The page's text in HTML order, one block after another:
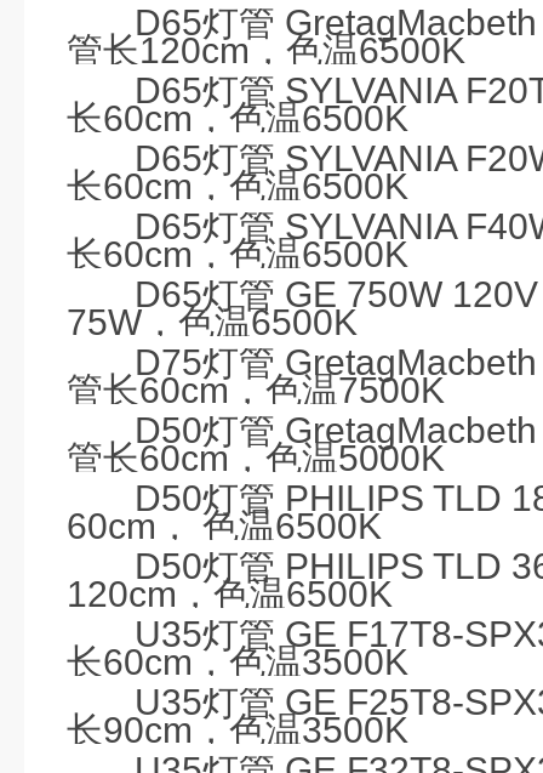
D65灯管
管长120cm，色温6500K
D65灯管 SYLVANIA
长60cm ，色温6500K
D65灯管 SYLVANIA
长60cm ，色温6500K
D65灯管 SYLVANIA
长60cm ，色温6500K
D65灯管 GE 750W
75W ，色温6500K
D75灯管
管长60cm，色温7500K
D50灯管
管长60cm，色温5000K
D50灯管 PHILIPS TLD
60cm ， 色温6500K
D50灯管 PHILIPS TLD
120cm ，色温6500K
U35灯管 GE F17T8-
长60cm ，色温3500K
U35灯管 GE F25T8-
长90cm ，色温3500K